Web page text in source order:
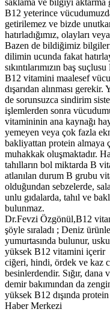
saklama ve bilgiyi aktarma
B12 yeterince
getirilemez ve bizde
hatırladığımız, olayları
Bazen de bildiğimiz bilgileri
dilimin ucunda fakat
sıkıntılarımızın baş
B12 vitamini maalesef
dışarıdan alınması
de sorunsuzca sindirim
işlemlerden sonra
vitamininin ana kaynağı
yemeyen veya çok fazla
bakliyattan protein almaya
muhakkak oluşmaktadır.
tahılların bol miktarda B
atlanılan durum B grubu
olduğundan sebzelerde,
unlu gıdalarda, tahıl ve
bulunmaz.
Dr.Fevzi Özgönül,B12
şöyle sıraladı ; Deniz
yumurtasında bulunur,
yüksek B12 vitamini içerir
ciğeri, hindi, ördek ve kaz
besinlerdendir. Sığır,
demir bakımından da
yüksek B12 dışında
Haber Merkezi